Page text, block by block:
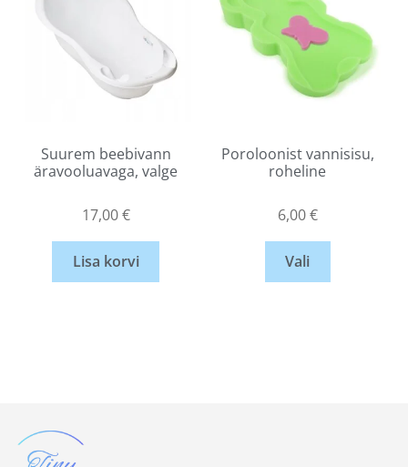
Suurem beebivann
äravooluavaga, valge
17,00€
Lisa korvi
Poroloonist vannisisu,
roheline
6,00€
Vali